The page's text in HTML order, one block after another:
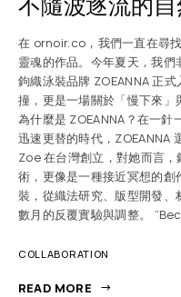
在 ornoir.co，我們一直在尋
靈魂的作品。今年夏天，我
鉤織泳裝品牌 ZOEANNA 正
撞，更是一場關於「慢下來」
為什麼是 ZOEANNA？在一
迅速更替的時代，ZOEANNA
Zoe 在台灣創立，對她而言
術，更像是一種接近冥想的創
裝，從織法研究、版型開發、
數月的反覆實驗與調整。
COLLABORATION
READ MORE